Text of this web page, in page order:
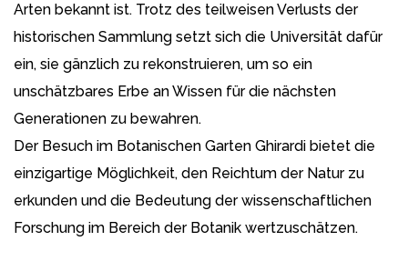
Arten bekannt ist. Trotz des teilweisen Verlusts der
historischen Sammlung setzt sich die Universität dafür
ein, sie gänzlich zu rekonstruieren, um so ein
unschätzbares Erbe an Wissen für die nächsten
Generationen zu bewahren.
Der Besuch im Botanischen Garten Ghirardi bietet die
einzigartige Möglichkeit, den Reichtum der Natur zu
erkunden und die Bedeutung der wissenschaftlichen
Forschung im Bereich der Botanik wertzuschätzen.